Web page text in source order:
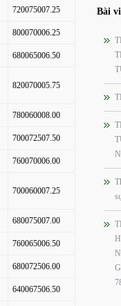
720075007.25
800070006.25
680065006.50
820070005.75
780060008.00
700072507.50
760070006.00
700060007.25
680075007.00
760065006.50
680072506.00
640067506.50
Bài